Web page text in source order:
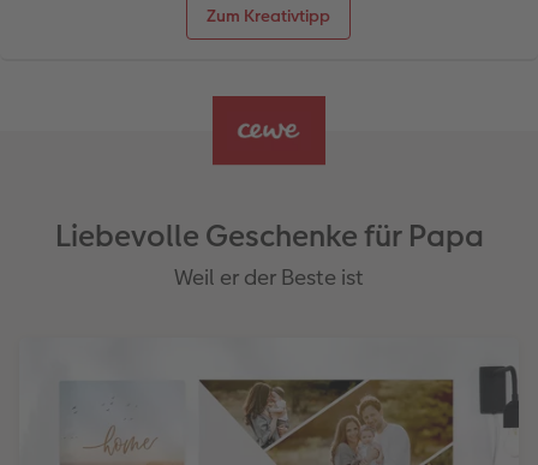
Zum Kreativtipp
Liebevolle Geschenke für Papa
Weil er der Beste ist